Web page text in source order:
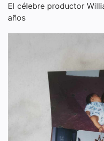
El célebre productor
años